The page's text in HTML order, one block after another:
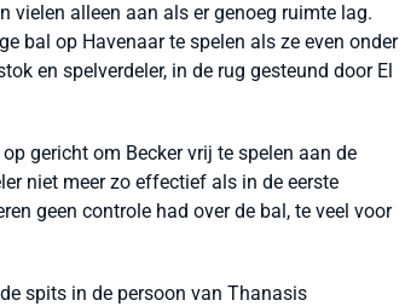
vielen alleen aan als er genoeg ruimte lag.
bal op Havenaar te spelen als ze even onder
en spelverdeler, in de rug gesteund door El
gericht om Becker vrij te spelen aan de
niet meer zo effectief als in de eerste
geen controle had over de bal, te veel voor
spits in de persoon van Thanasis